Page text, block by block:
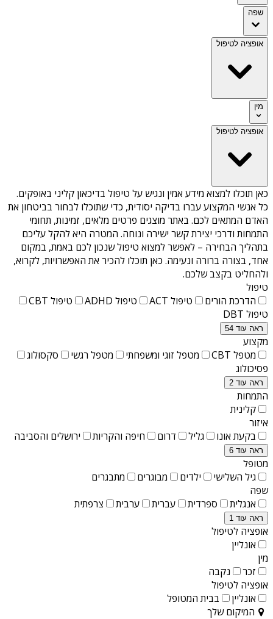
שפה
אופציה לטיפול
מין
אופציה לטיפול
כאן תוכלו למצוא מידע אמין ונגיש על טיפול בדיכאון קליני באופקים.
כל אנשי המקצוע עברו בדיקה יסודית, כדי שתוכלו לבחור בביטחון את
האדם המתאים לכם. באתר מוצגים פרטים מלאים, זמינות, תחומי
התמחות ודרכי יצירת קשר ישירה ונוחה. המטרה היא להקל עליכם
בתהליך הבחירה – לאפשר למצוא טיפול שנכון לכם באמת, במקום
אחד, בצורה ברורה ונעימה. כאן תוכלו להכיר את האפשרויות, לקרוא,
ולהחליט בקצב שלכם.
טיפול
הדרכת הורים
טיפול ACT טיפול ADHD
טיפול CBT
טיפול DBT
ראה עוד 54
מקצוע
מטפל CBT
מטפל זוגי ומשפחתי מטפל רגשי
סקסולוג
פסיכולוג
ראה עוד 2
התמחות
קלינית
איזור
בקעת אונו
גליל דרום חיפה והקריות ירושלים והסביבה
ראה עוד 6
מטופל
גיל השלישי
ילדים מבוגרים
מתבגרים
שפה
אנגלית
ספרדית עברית ערבית צרפתית
ראה עוד 1
אופציה לטיפול
אונליין
מין
זכר
נקבה
אופציה לטיפול
אונליין
בבית המטופל
המיקום שלך